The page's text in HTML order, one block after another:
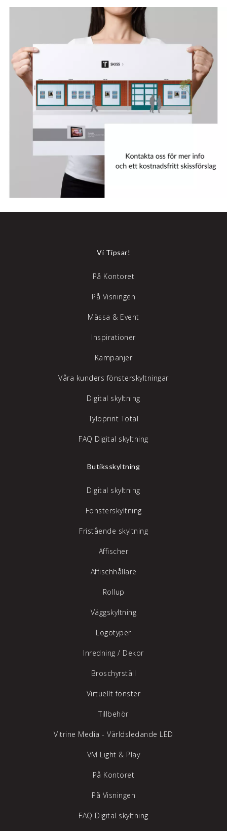
Vi Tipsar!
På Kontoret
På Visningen
Mässa & Event
Inspirationer
Kampanjer
Våra kunders fönsterskyltningar
Digital skyltning
Tylöprint Total
FAQ Digital skyltning
Butiksskyltning
Digital skyltning
Fönsterskyltning
Fristående skyltning
Affischer
Affischhållare
Rollup
Väggskyltning
Logotyper
Inredning / Dekor
Broschyrställ
Virtuellt fönster
Tillbehör
Vitrine Media - Världsledande LED
VM Light & Play
På Kontoret
På Visningen
FAQ Digital skyltning